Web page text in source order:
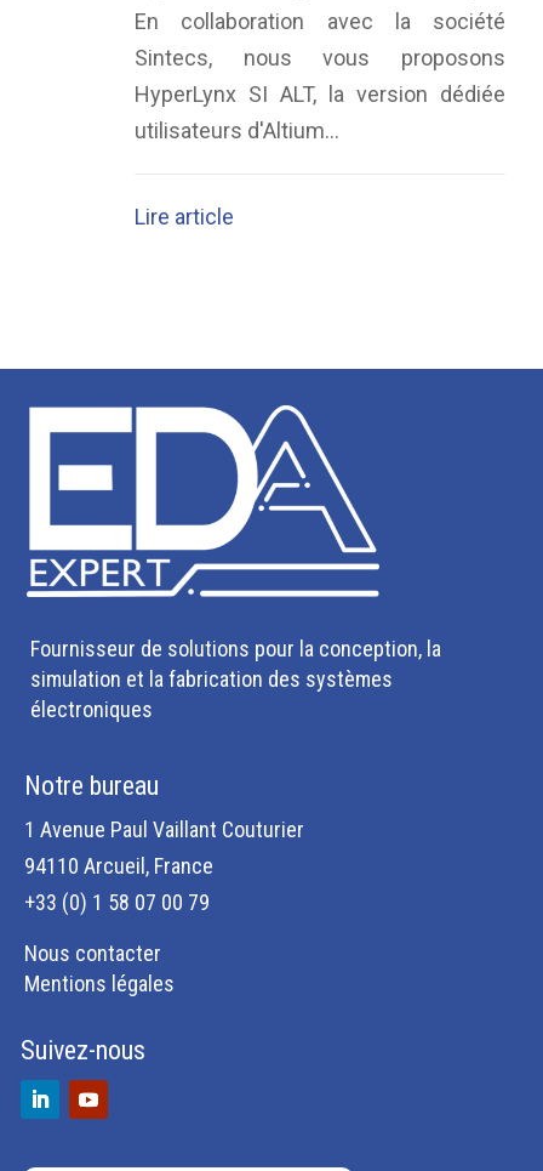
En collaboration avec la société
Sintecs, nous vous proposons
HyperLynx SI ALT, la version dédiée
utilisateurs d'Altium...
Lire article
Fournisseur de solutions pour la conception, la
simulation et la fabrication des systèmes
électroniques
Notre bureau
1 Avenue Paul Vaillant Couturier
94110 Arcueil, France
+33 (0) 1 58 07 00 79
Nous contacter
Mentions légales
Suivez-nous